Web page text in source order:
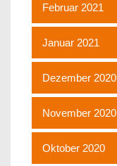
Februar 2021
Januar 2021
Dezember 2020
November 2020
Oktober 2020